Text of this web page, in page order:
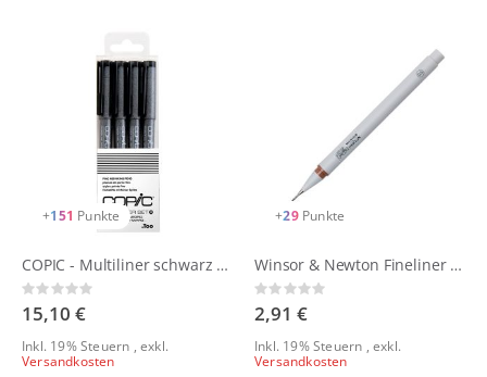
+151 Punkte
COPIC - Multiliner schwarz - 4er Set
Rating:
0%
15,10 €
Inkl. 19% Steuern ,exkl.
Versandkosten
+29 Punkte
Winsor & Newton Fineliner - sepia
Rating:
0%
2,91 €
Inkl. 19% Steuern ,exkl.
Versandkosten